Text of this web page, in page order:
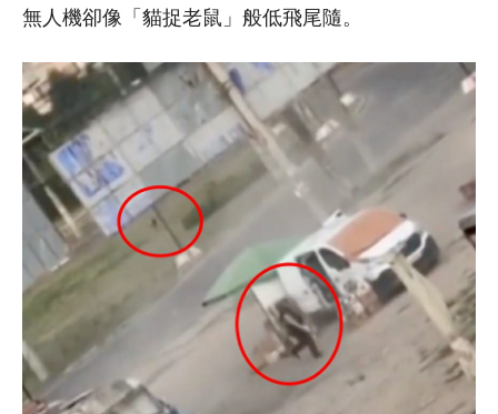
無人機卻像「貓捉老鼠」般低飛尾隨。